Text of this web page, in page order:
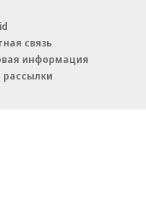
связь
информация
рассылки